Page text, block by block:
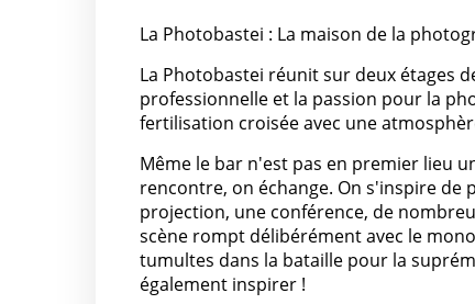
La Photobastei : La maison de la
La Photobastei réunit sur deux étages
professionnelle et la passion pour la
fertilisation croisée avec une
Même le bar n'est pas en premier lieu
rencontre, on échange. On s'inspire de
projection, une conférence, de
scène rompt délibérément avec le
tumultes dans la bataille pour la
également inspirer !